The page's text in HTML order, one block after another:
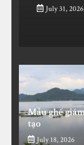
July 31, 2026
Mẫu ghế
tạo
July 18, 2026